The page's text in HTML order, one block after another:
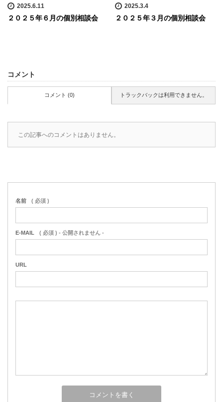
2025.6.11
２０２５年６月の個別相談会
2025.3.4
２０２５年３月の個別相談会
コメント
コメント (0) トラックバックは利用できません。
この記事へのコメントはありません。
名前 ( 必須 )
E-MAIL ( 必須 ) - 公開されません -
URL